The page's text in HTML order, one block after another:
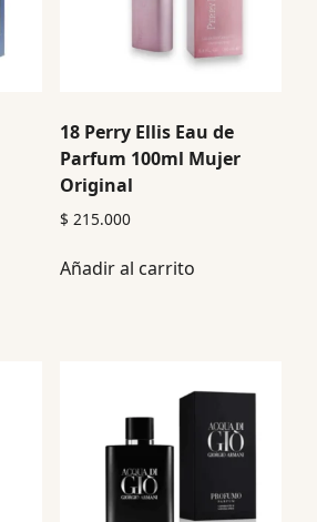
18 Perry Ellis Eau de
Parfum 100ml Mujer
Original
$ 215.000
Añadir al carrito